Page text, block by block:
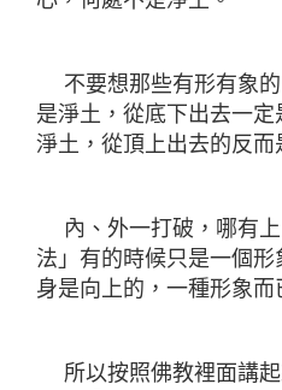
不要想那些有形有象
是淨土，從底下出去一
淨土，從頂上出去的反而
內、外一打破，哪有
法」有的時候只是一個
身是向上的，一種形象而
所以按照佛教裡面講起